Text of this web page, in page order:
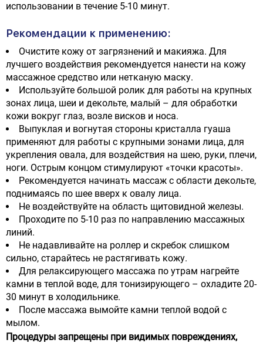
использовании в течение 5-10 минут.
Рекомендации к применению:
Очистите кожу от загрязнений и макияжа. Для
лучшего воздействия рекомендуется нанести на кожу
массажное средство или нетканую маску.
Используйте большой ролик для работы на крупных
зонах лица, шеи и декольте, малый – для обработки
кожи вокруг глаз, возле висков и носа.
Выпуклая и вогнутая стороны кристалла гуаша
применяют для работы с крупными зонами лица, для
укрепления овала, для воздействия на шею, руки, плечи,
ноги. Острым концом стимулируют «точки красоты».
Рекомендуется начинать массаж с области декольте,
поднимаясь по шее вверх к овалу лица.
Не воздействуйте на область щитовидной железы.
Проходите по 5-10 раз по направлению массажных
линий.
Не надавливайте на роллер и скребок слишком
сильно, старайтесь не растягивать кожу.
Для релаксирующего массажа по утрам нагрейте
камни в теплой воде, для тонизирующего – охладите 20-
30 минут в холодильнике.
После массажа вымойте камни теплой водой с
мылом.
Процедуры запрещены при видимых повреждениях,